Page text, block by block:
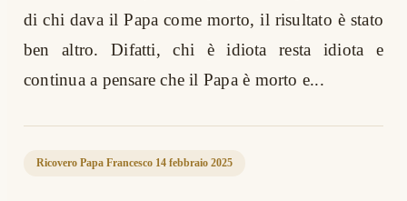
di chi dava il Papa come morto, il risultato è stato
ben altro. Difatti, chi è idiota resta idiota e
continua a pensare che il Papa è morto e...
Ricovero Papa Francesco 14 febbraio 2025